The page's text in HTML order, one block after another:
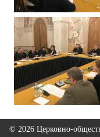
© 2026 Церковно-